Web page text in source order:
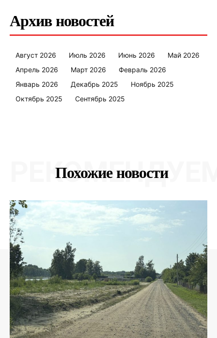
Архив новостей
Август 2026 Июль 2026 Июнь 2026
Май 2026
Апрель 2026
Март 2026
Февраль 2026
Январь 2026
Декабрь 2025
Ноябрь 2025
Октябрь 2025
Сентябрь 2025
Похожие новости